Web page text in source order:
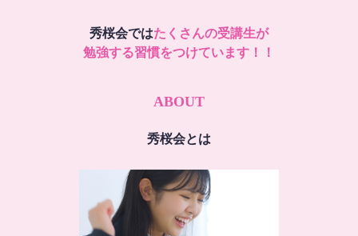
秀桜会ではたくさんの受講生が
勉強する習慣をつけています！！
ABOUT
秀桜会とは